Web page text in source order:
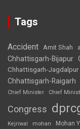
Tags
Accident Amit Shah
Chhattisgarh-Bijapur
Chhattisgarh-Jagdalpur
Chhattisgarh-Raigarh
Chief Minister
Chief
Congress
Kejriwal mohan Mohan